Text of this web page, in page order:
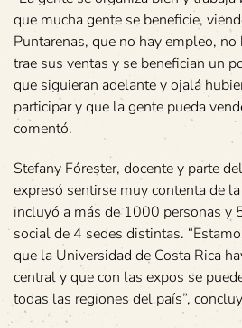
que mucha gente se beneficie,
Puntarenas, que no hay empleo,
trae sus ventas y se benefician un
que siguieran adelante y ojalá
participar y que la gente pueda
comentó.
Stefany Fórester, docente y parte
expresó sentirse muy contenta de
incluyó a más de 1000 personas y
social de 4 sedes distintas.
que la Universidad de Costa Rica
central y que con las expos se
todas las regiones del país”,